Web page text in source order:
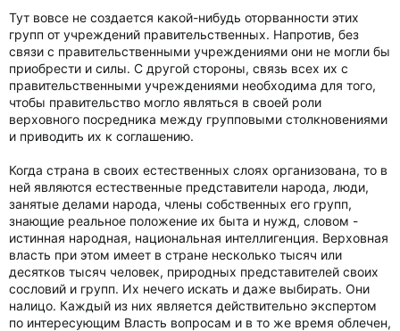
Тут вовсе не создается какой-нибудь оторванности этих
групп от учреждений правительственных. Напротив, без
связи с правительственными учреждениями они не могли бы
приобрести и силы. С другой стороны, связь всех их с
правительственными учреждениями необходима для того,
чтобы правительство могло являться в своей роли
верховного посредника между групповыми столкновениями
и приводить их к соглашению.
Когда страна в своих естественных слоях организована, то в
ней являются естественные представители народа, люди,
занятые делами народа, члены собственных его групп,
знающие реальное положение их быта и нужд, словом -
истинная народная, национальная интеллигенция. Верховная
власть при этом имеет в стране несколько тысяч или
десятков тысяч человек, природных представителей своих
сословий и групп. Их нечего искать и даже выбирать. Они
налицо. Каждый из них является действительно экспертом
по интересующим Власть вопросам и в то же время облечен,